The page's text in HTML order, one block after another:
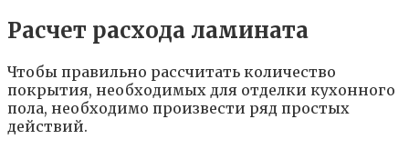
Расчет расхода ламината
Чтобы правильно рассчитать количество
покрытия, необходимых для отделки кухонного
пола, необходимо произвести ряд простых
действий.